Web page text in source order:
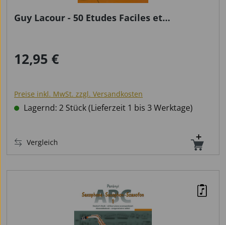
Guy Lacour - 50 Etudes Faciles et
Regulärer Preis:
12,95 €
Preise inkl. MwSt. zzgl. Versandkosten
Lagernd: 2 Stück (Lieferzeit 1 bis 3 Werktage)
Vergleich